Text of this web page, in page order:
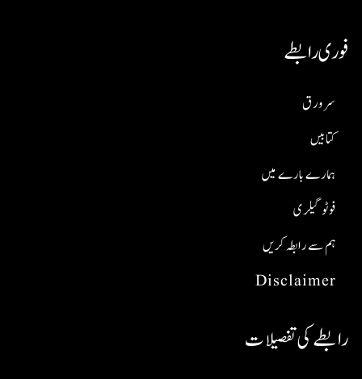
فوری رابطے
Disclaimer
ہم سے رابطہ کریں
فوٹو گیلری
ہمارے بارے میں
کتابیں
سر ورق
رابطے کی تفصیلات